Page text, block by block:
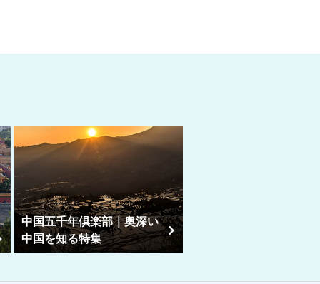
中国五千年倶楽部｜奥深い
中国を知る特集